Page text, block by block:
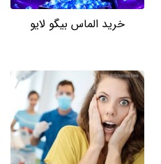
خرید الماس بیگو لایو